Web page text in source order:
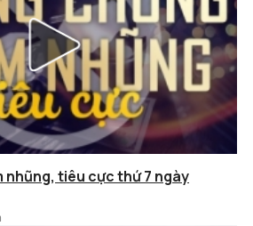
nhũng, tiêu cực thứ 7 ngày